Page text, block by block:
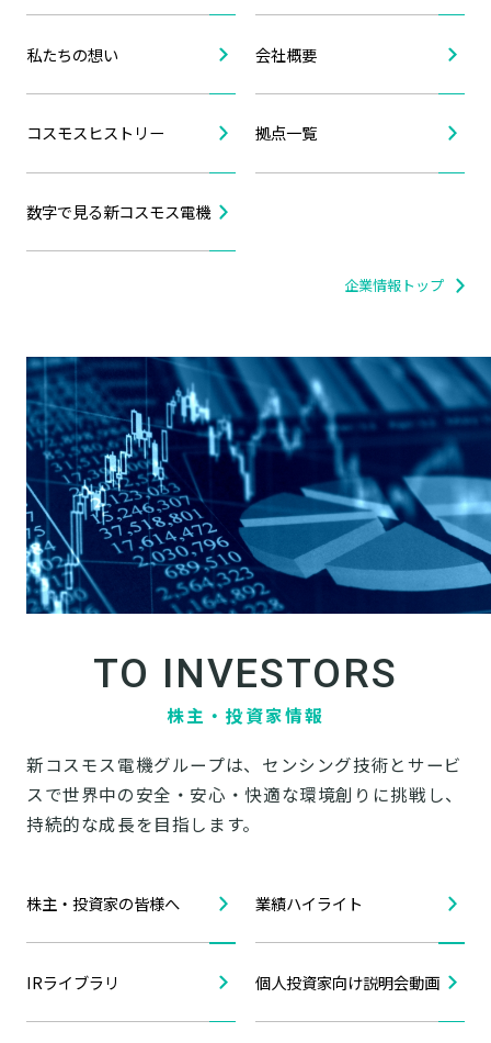
企業情報トップ
私たちの想い 会社概要
コスモスヒストリー 拠点一覧
数字で見る新コスモス電機
TO INVESTORS
株主・投資家情報
新コスモス電機グループは、センシング技術とサービ
スで世界中の安全・安心・快適な環境創りに挑戦し、
持続的な成長を目指します。
株主・投資家の皆様へ 業績ハイライト
IRライブラリ 個人投資家向け説明会動画